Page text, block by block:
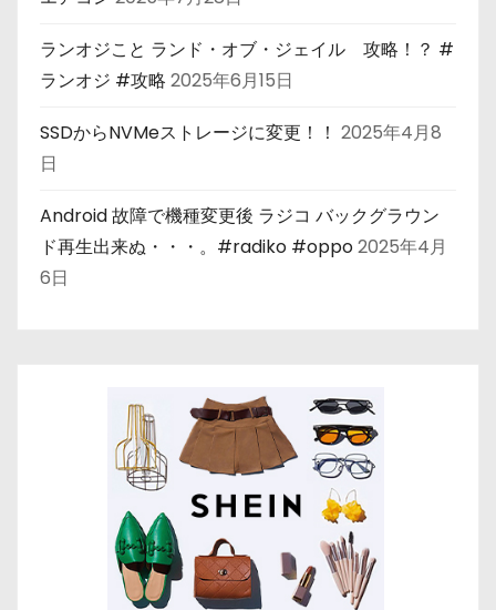
ランオジこと ランド・オブ・ジェイル 攻略！？ #
ランオジ #攻略 2025年6月15日
SSDからNVMeストレージに変更！！ 2025年4月8
日
Android 故障で機種変更後 ラジコ バックグラウン
ド再生出来ぬ・・・。#radiko #oppo2025年4月
6日